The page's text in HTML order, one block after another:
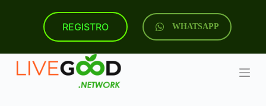
t
REGISTRO WHATSAPP